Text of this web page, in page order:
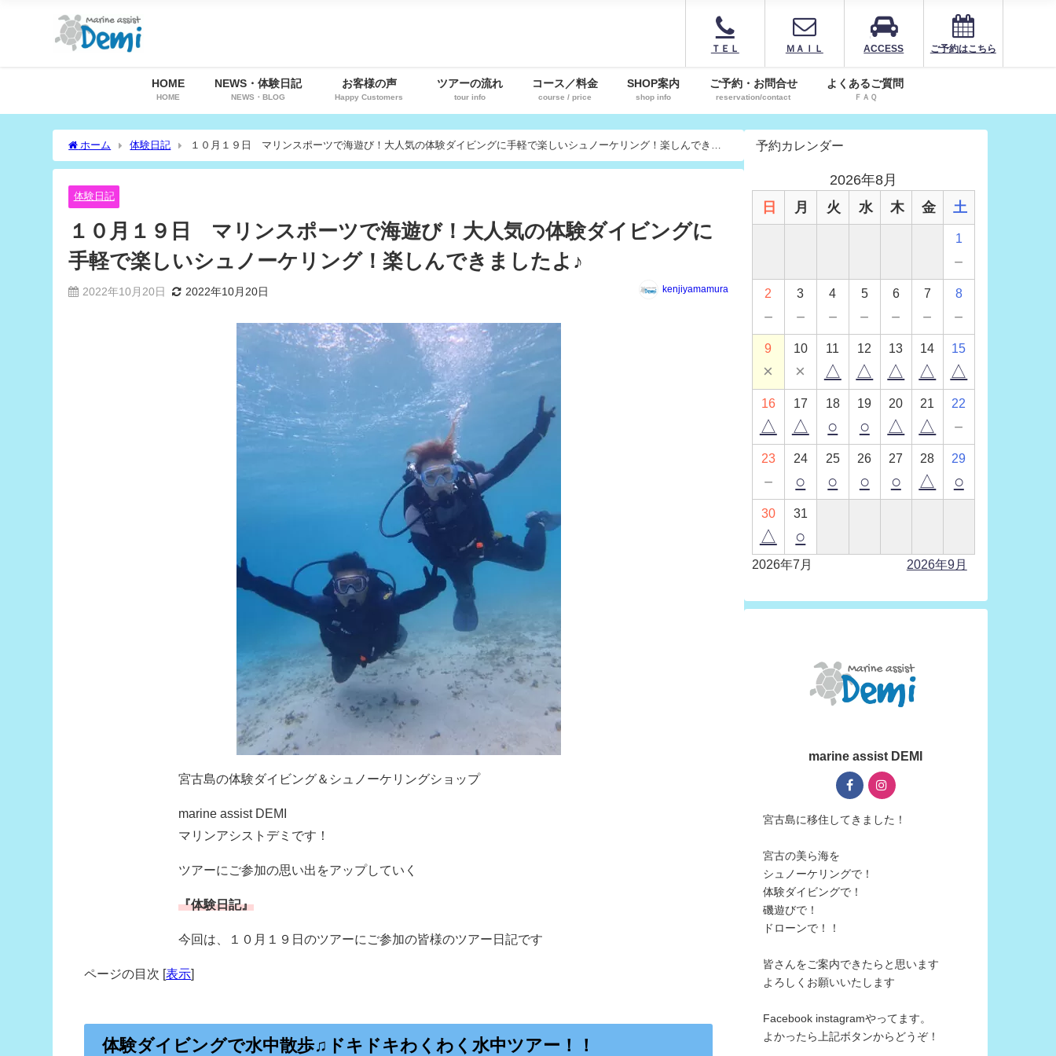
ＴＥＬ ＭＡＩＬ ACCESS ご予約はこちら
HOME
HOME
NEWS・体験日記
NEWS・BLOG
お客様の声
Happy Customers
ツアーの流れ
tour info
コース／料金
course / price
SHOP案内
shop info
ご予約・お問合せ
reservation/contact
よくあるご質問
ＦＡＱ
ホーム 体験日記
１０月１９日 マリンスポーツで海遊び！大人気の体験ダイビングに手軽で楽しいシュノーケリング！楽しんできま
したよ♪
体験日記
１０月１９日 マリンスポーツで海遊び！大人気の体験ダイビングに
手軽で楽しいシュノーケリング！楽しんできましたよ♪
2022年10月20日 2022年10月20日 kenjiyamamura
宮古島の体験ダイビング＆シュノーケリングショップ
marine assist DEMI
マリンアシストデミです！
ツアーにご参加の思い出をアップしていく
『体験日記』
今回は、１０月１９日のツアーにご参加の皆様のツアー日記です
ページの目次 [表示]
体験ダイビングで水中散歩♫ドキドキわくわく水中ツアー！！
予約カレンダー
2026年8月
日
月 火 水 木 金 土
1
－
2
－
3
－
4
－
5
－
6
－
7
－
8
－
9
×
10
×
11
△
12
△
13
△
14
△
15
△
16
△
17
△
18
○
19
○
20
△
21
△
22
－
23
－
24
○
25
○
26
○
27
○
28
△
29
○
30
△
31
○
2026年7月 2026年9月
marine assist DEMI
宮古島に移住してきました！
宮古の美ら海を
シュノーケリングで！
体験ダイビングで！
磯遊びで！
ドローンで！！
皆さんをご案内できたらと思います
よろしくお願いいたします
Facebook instagramやってます。
よかったら上記ボタンからどうぞ！